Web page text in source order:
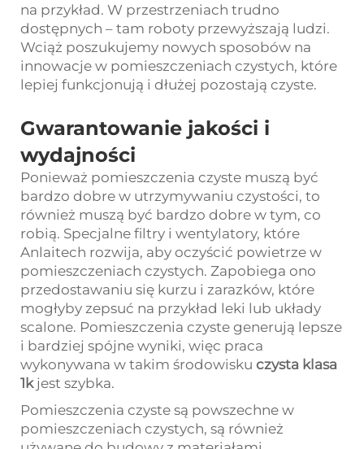
na przykład. W przestrzeniach trudno
dostępnych – tam roboty przewyższają ludzi.
Wciąż poszukujemy nowych sposobów na
innowacje w pomieszczeniach czystych, które
lepiej funkcjonują i dłużej pozostają czyste.
Gwarantowanie jakości i
wydajności
Ponieważ pomieszczenia czyste muszą być
bardzo dobre w utrzymywaniu czystości, to
również muszą być bardzo dobre w tym, co
robią. Specjalne filtry i wentylatory, które
Anlaitech rozwija, aby oczyścić powietrze w
pomieszczeniach czystych. Zapobiega ono
przedostawaniu się kurzu i zarazków, które
mogłyby zepsuć na przykład leki lub układy
scalone. Pomieszczenia czyste generują lepsze
i bardziej spójne wyniki, więc praca
wykonywana w takim środowisku czysta klasa
1k jest szybka.
Pomieszczenia czyste są powszechne w
pomieszczeniach czystych, są również